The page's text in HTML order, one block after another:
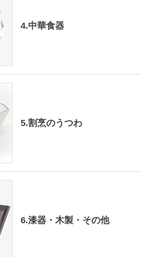
4.中華食器
5.割烹のうつわ
6.漆器・木製・その他